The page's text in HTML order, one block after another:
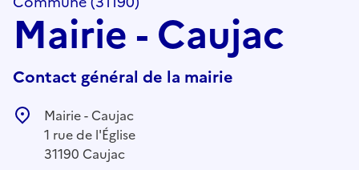
Mairie - Caujac
Contact général de la mairie
Mairie - Caujac
1 rue de l'Église
31190 Caujac